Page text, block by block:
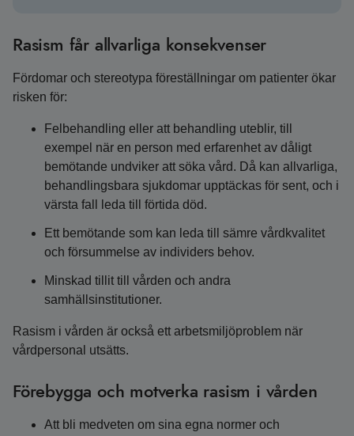
Rasism får allvarliga konsekvenser
Fördomar och stereotypa föreställningar om patienter ökar
risken för:
Felbehandling eller att behandling uteblir, till
exempel när en person med erfarenhet av dåligt
bemötande undviker att söka vård. Då kan allvarliga,
behandlingsbara sjukdomar upptäckas för sent, och i
värsta fall leda till förtida död.
Ett bemötande som kan leda till sämre vårdkvalitet
och försummelse av individers behov.
Minskad tillit till vården och andra
samhällsinstitutioner.
Rasism i vården är också ett arbetsmiljöproblem när
vårdpersonal utsätts.
Förebygga och motverka rasism i vården
Att bli medveten om sina egna normer och